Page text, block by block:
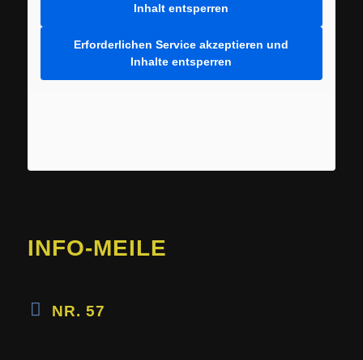
Inhalt entsperren
Erforderlichen Service akzeptieren und
Inhalte entsperren
INFO-MEILE
NR. 57